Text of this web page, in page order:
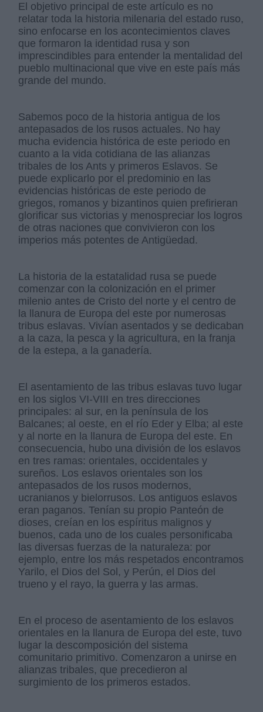
El objetivo principal de este artículo es no
relatar toda la historia milenaria del estado ruso,
sino enfocarse en los acontecimientos claves
que formaron la identidad rusa y son
imprescindibles para entender la mentalidad del
pueblo multinacional que vive en este país más
grande del mundo.
Sabemos poco de la historia antigua de los
antepasados de los rusos actuales. No hay
mucha evidencia histórica de este periodo en
cuanto a la vida cotidiana de las alianzas
tribales de los Ants y primeros Eslavos. Se
puede explicarlo por el predominio en las
evidencias históricas de este periodo de
griegos, romanos y bizantinos quien prefirieran
glorificar sus victorias y menospreciar los logros
de otras naciones que convivieron con los
imperios más potentes de Antigüedad.
La historia de la estatalidad rusa se puede
comenzar con la colonización en el primer
milenio antes de Cristo del norte y el centro de
la llanura de Europa del este por numerosas
tribus eslavas. Vivían asentados y se dedicaban
a la caza, la pesca y la agricultura, en la franja
de la estepa, a la ganadería.
El asentamiento de las tribus eslavas tuvo lugar
en los siglos VI-VIII en tres direcciones
principales: al sur, en la península de los
Balcanes; al oeste, en el río Eder y Elba; al este
y al norte en la llanura de Europa del este. En
consecuencia, hubo una división de los eslavos
en tres ramas: orientales, occidentales y
sureños. Los eslavos orientales son los
antepasados de los rusos modernos,
ucranianos y bielorrusos. Los antiguos eslavos
eran paganos. Tenían su propio Panteón de
dioses, creían en los espíritus malignos y
buenos, cada uno de los cuales personificaba
las diversas fuerzas de la naturaleza: por
ejemplo, entre los más respetados encontramos
Yarilo, el Dios del Sol, y Perún, el Dios del
trueno y el rayo, la guerra y las armas.
En el proceso de asentamiento de los eslavos
orientales en la llanura de Europa del este, tuvo
lugar la descomposición del sistema
comunitario primitivo. Comenzaron a unirse en
alianzas tribales, que precedieron al
surgimiento de los primeros estados.